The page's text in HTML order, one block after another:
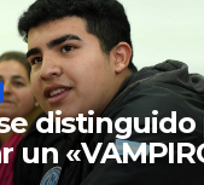
distinguido
un